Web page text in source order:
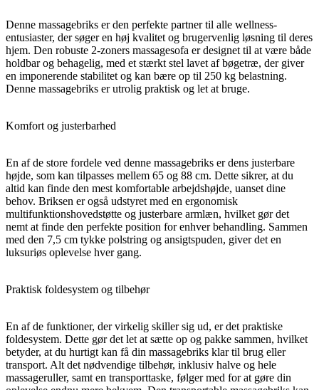
Denne massagebriks er den perfekte partner til alle wellness-
entusiaster, der søger en høj kvalitet og brugervenlig løsning til deres
hjem. Den robuste 2-zoners massagesofa er designet til at være både
holdbar og behagelig, med et stærkt stel lavet af bøgetræ, der giver
en imponerende stabilitet og kan bære op til 250 kg belastning.
Denne massagebriks er utrolig praktisk og let at bruge.
Komfort og justerbarhed
En af de store fordele ved denne massagebriks er dens justerbare
højde, som kan tilpasses mellem 65 og 88 cm. Dette sikrer, at du
altid kan finde den mest komfortable arbejdshøjde, uanset dine
behov. Briksen er også udstyret med en ergonomisk
multifunktionshovedstøtte og justerbare armlæn, hvilket gør det
nemt at finde den perfekte position for enhver behandling. Sammen
med den 7,5 cm tykke polstring og ansigtspuden, giver det en
luksuriøs oplevelse hver gang.
Praktisk foldesystem og tilbehør
En af de funktioner, der virkelig skiller sig ud, er det praktiske
foldesystem. Dette gør det let at sætte op og pakke sammen, hvilket
betyder, at du hurtigt kan få din massagebriks klar til brug eller
transport. Alt det nødvendige tilbehør, inklusiv halve og hele
massageruller, samt en transporttaske, følger med for at gøre din